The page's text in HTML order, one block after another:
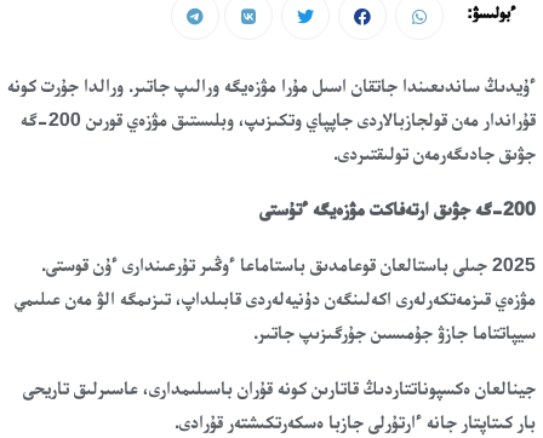
ءبولىسۋ:
ءۇيدىڭ ساندىعىندا جاتقان اسىل مۇرا مۋزەيگە ورالىپ جاتىر. ورالدا جۇرت كونە
قۇراندار مەن قولجازبالاردى جاپپاي وتكىزىپ، وبلىستىق مۋزەي قورىن 200-گە
جۋىق جادىگەرمەن تولىقتىردى.
200-گە جۋىق ارتەفاكت مۋزەيگە ءتۇستى
2025 جىلى باستالعان قوعامدىق باستاماعا ءوڭىر تۇرعىندارى ءۇن قوستى.
مۋزەي قىزمەتكەرلەرى اكەلىنگەن دۇنيەلەردى قابىلداپ، تىزىمگە الۋ مەن عىلىمي
سيپاتتاما جازۋ جۇمىسىن جۇرگىزىپ جاتىر.
جينالعان ەكسپوناتتاردىڭ قاتارىن كونە قۇران باسىلىمدارى، عاسىرلىق تاريحى
بار كىتاپتار جانە ءارتۇرلى جازبا ەسكەرتكىشتەر قۇرادى.